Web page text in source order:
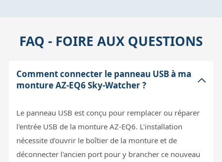
FAQ - FOIRE AUX QUESTIONS
Comment connecter le panneau USB à ma
monture AZ-EQ6 Sky-Watcher ?
Le panneau USB est conçu pour remplacer ou réparer
l'entrée USB de la monture AZ-EQ6. L'installation
nécessite d'ouvrir le boîtier de la monture et de
déconnecter l'ancien port pour y brancher ce nouveau